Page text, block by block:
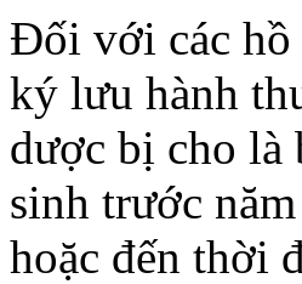
Đối với các hồ
ký lưu hành
dược bị cho là
sinh trước
hoặc đến thời